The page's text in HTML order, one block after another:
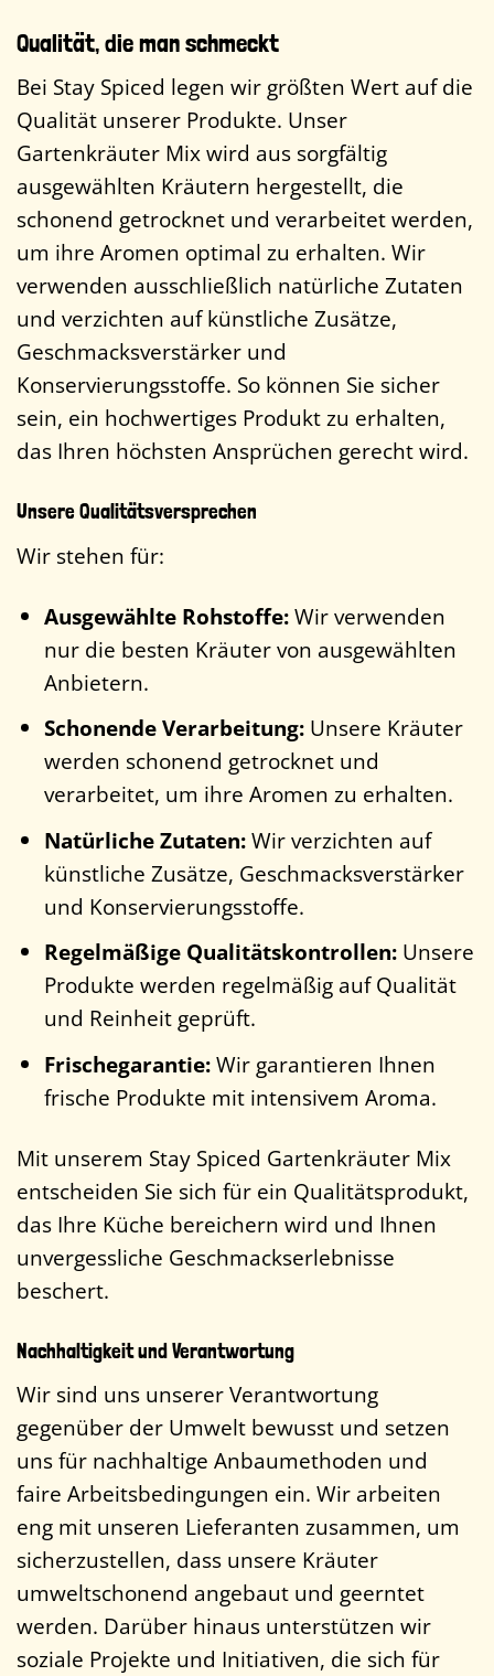
Qualität, die man schmeckt
Bei Stay Spiced legen wir größten Wert auf die
Qualität unserer Produkte. Unser
Gartenkräuter Mix wird aus sorgfältig
ausgewählten Kräutern hergestellt, die
schonend getrocknet und verarbeitet werden,
um ihre Aromen optimal zu erhalten. Wir
verwenden ausschließlich natürliche Zutaten
und verzichten auf künstliche Zusätze,
Geschmacksverstärker und
Konservierungsstoffe. So können Sie sicher
sein, ein hochwertiges Produkt zu erhalten,
das Ihren höchsten Ansprüchen gerecht wird.
Unsere Qualitätsversprechen
Wir stehen für:
Ausgewählte Rohstoffe:Wir verwenden
nur die besten Kräuter von ausgewählten
Anbietern.
Schonende Verarbeitung:Unsere Kräuter
werden schonend getrocknet und
verarbeitet, um ihre Aromen zu erhalten.
Natürliche Zutaten:Wir verzichten auf
künstliche Zusätze, Geschmacksverstärker
und Konservierungsstoffe.
Regelmäßige Qualitätskontrollen:Unsere
Produkte werden regelmäßig auf Qualität
und Reinheit geprüft.
Frischegarantie:Wir garantieren Ihnen
frische Produkte mit intensivem Aroma.
Mit unserem Stay Spiced Gartenkräuter Mix
entscheiden Sie sich für ein Qualitätsprodukt,
das Ihre Küche bereichern wird und Ihnen
unvergessliche Geschmackserlebnisse
beschert.
Nachhaltigkeit und Verantwortung
Wir sind uns unserer Verantwortung
gegenüber der Umwelt bewusst und setzen
uns für nachhaltige Anbaumethoden und
faire Arbeitsbedingungen ein. Wir arbeiten
eng mit unseren Lieferanten zusammen, um
sicherzustellen, dass unsere Kräuter
umweltschonend angebaut und geerntet
werden. Darüber hinaus unterstützen wir
soziale Projekte und Initiativen, die sich für